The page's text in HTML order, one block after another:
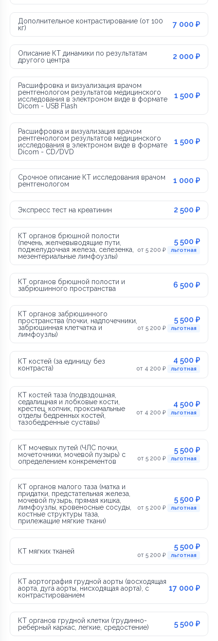
Дополнительное контрастирование (от 100
кг)
7 000 ₽
Описание КТ динамики по результатам
другого центра
2 000 ₽
Расшифровка и визуализация врачом
рентгенологом результатов медицинского
исследования в электроном виде в формате
Dicom - USB Flash
1 500 ₽
Расшифровка и визуализация врачом
рентгенологом результатов медицинского
исследования в электроном виде в формате
Dicom - CD/DVD
1 500 ₽
Срочное описание КТ исследования врачом
рентгенологом
1 000 ₽
Экспресс тест на креатинин 2 500 ₽
КТ органов брюшной полости
(печень, желчевыводящие пути,
поджелудочная железа, селезенка,
мезентериальные лимфоузлы)
5 500 ₽
от 5 200 ₽ льготная
КТ органов брюшной полости и
забрюшинного пространства
6 500 ₽
КТ органов забрюшинного
пространства (почки, надпочечники,
забрюшинная клетчатка и
лимфоузлы)
5 500 ₽
от 5 200 ₽ льготная
КТ костей (за единицу без
контраста)
4 500 ₽
от 4 200 ₽ льготная
КТ костей таза (подвздошная,
седалищная и лобковые кости,
крестец, копчик, проксимальные
отделы бедренных костей,
тазобедренные суставы)
4 500 ₽
от 4 200 ₽ льготная
КТ мочевых путей (ЧЛС почки,
мочеточники, мочевой пузырь) с
определением конкрементов
5 500 ₽
от 5 200 ₽ льготная
КТ органов малого таза (матка и
придатки, предстательная железа,
мочевой пузырь, прямая кишка,
лимфоузлы, кровеносные сосуды,
костные структуры таза,
прилежащие мягкие ткани)
5 500 ₽
от 5 200 ₽ льготная
КТ мягких тканей 5 500 ₽
от 5 200 ₽ льготная
КТ аортография грудной аорты (восходящая
аорта, дуга аорты, нисходящая аорта), с
контрастированием
17 000 ₽
КТ органов грудной клетки (грудинно-
реберный каркас, легкие, средостение)
5 500 ₽